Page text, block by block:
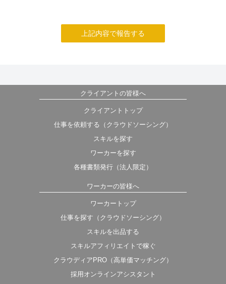
上記内容で報告する
クライアントの皆様へ
クライアントトップ
仕事を依頼する（クラウドソーシング）
スキルを探す
ワーカーを探す
各種書類発行（法人限定）
ワーカーの皆様へ
ワーカートップ
仕事を探す（クラウドソーシング）
スキルを出品する
スキルアフィリエイトで稼ぐ
クラウディアPRO（高単価マッチング）
採用オンラインアシスタント